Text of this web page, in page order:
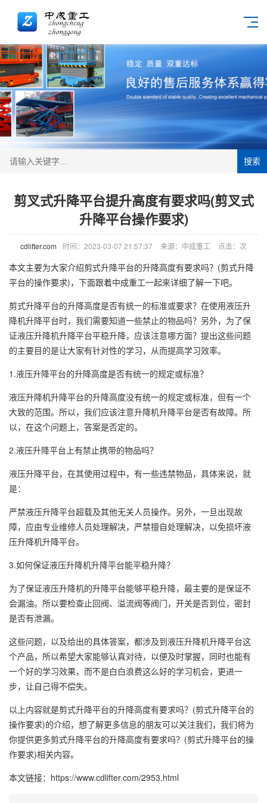
搜索
剪叉式升降平台提升高度有要求吗(剪叉式
升降平台操作要求)
cdlifter.com 时间：2023-03-07 21:57:37 来源：中成重工 点击： 次
本文主要为大家介绍剪式升降平台的升降高度有要求吗？(剪式升降
平台的操作要求)，下面跟着中成重工一起来详细了解一下吧。
剪式升降平台的升降高度是否有统一的标准或要求？在使用液压升
降机升降平台时，我们需要知道一些禁止的物品吗？另外，为了保
证液压升降机升降平台平稳升降，应该注意哪方面？提出这些问题
的主要目的是让大家有针对性的学习，从而提高学习效率。
1.液压升降平台的升降高度是否有统一的规定或标准？
液压升降机升降平台的升降高度没有统一的规定或标准，但有一个
大致的范围。所以，我们应该注意升降机升降平台是否有故障。所
以，在这个问题上，答案是否定的。
2.液压升降平台上有禁止携带的物品吗？
液压升降平台，在其使用过程中，有一些违禁物品，具体来说，就
是：
严禁液压升降平台超载及其他无关人员操作。另外，一旦出现故
障，应由专业维修人员处理解决，严禁擅自处理解决，以免损坏液
压升降机升降平台。
3.如何保证液压升降机升降平台能平稳升降？
为了保证液压升降机的升降平台能够平稳升降，最主要的是保证不
会漏油。所以要检查止回阀、溢流阀等阀门，开关是否到位，密封
是否有泄漏。
这些问题，以及给出的具体答案，都涉及到液压升降机升降平台这
个产品，所以希望大家能够认真对待，以便及时掌握，同时也能有
一个好的学习效果，而不是白白浪费这么好的学习机会，更进一
步，让自己得不偿失。
以上内容就是剪式升降平台的升降高度有要求吗？(剪式升降平台的
操作要求)的介绍，想了解更多信息的朋友可以关注我们，我们将为
你提供更多剪式升降平台的升降高度有要求吗？(剪式升降平台的操
作要求)相关内容。
本文链接：https://www.cdlifter.com/2953.html